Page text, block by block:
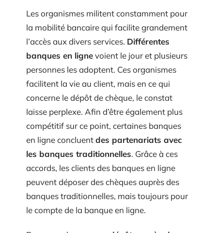
Les organismes militent constamment pour
la mobilité bancaire qui facilite grandement
l’accès aux divers services. Différentes
banques en lignevoient le jour et plusieurs
personnes les adoptent. Ces organismes
facilitent la vie au client, mais en ce qui
concerne le dépôt de chèque, le constat
laisse perplexe. Afin d’être également plus
compétitif sur ce point, certaines banques
en ligne concluentdes partenariats avec
les banques traditionnelles. Grâce à ces
accords, les clients des banques en ligne
peuvent déposer des chèques auprès des
banques traditionnelles, mais toujours pour
le compte de la banque en ligne.